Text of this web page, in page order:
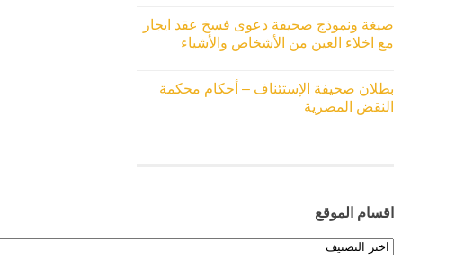
صيغة ونموذج صحيفة دعوى فسخ عقد ايجار
مع اخلاء العين من الأشخاص والأشياء
بطلان صحيفة الإستئناف – أحكام محكمة
النقض المصرية
اقسام الموقع
اقسام
الموقع